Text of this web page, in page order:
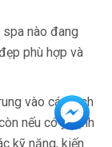
nào đang
phù hợp và
vào các dịch
nếu có ý định
kỹ năng, kiến